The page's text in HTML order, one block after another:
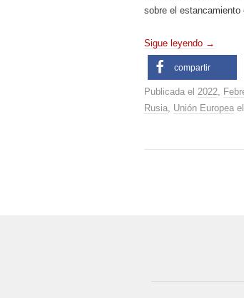
sobre el estancamiento
Sigue leyendo →
compartir
Publicada el 2022,
Rusia, Unión Europea el